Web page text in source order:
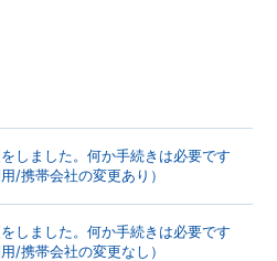
しました。何か手続きは必要です
/携帯会社の変更あり）
しました。何か手続きは必要です
/携帯会社の変更なし）